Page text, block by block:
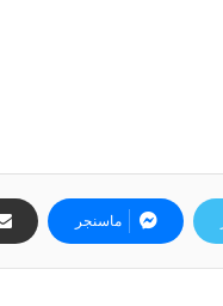
ماسنجر